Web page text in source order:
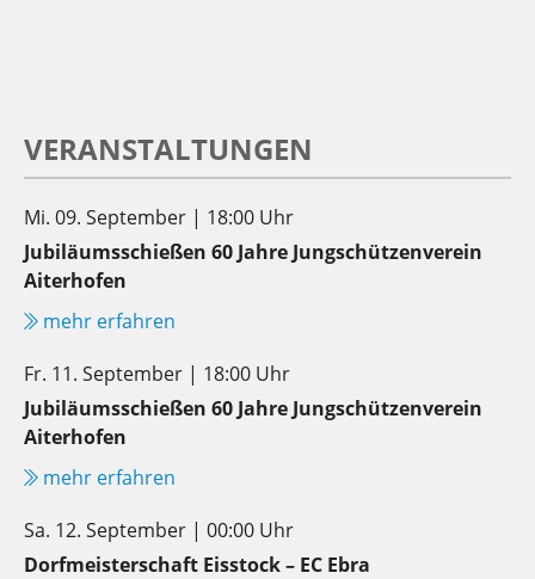
VERANSTALTUNGEN
Mi. 09. September | 18:00 Uhr
Jubiläumsschießen 60 Jahre Jungschützenverein
Aiterhofen
mehr erfahren
Fr. 11. September | 18:00 Uhr
Jubiläumsschießen 60 Jahre Jungschützenverein
Aiterhofen
mehr erfahren
Sa. 12. September | 00:00 Uhr
Dorfmeisterschaft Eisstock – EC Ebra